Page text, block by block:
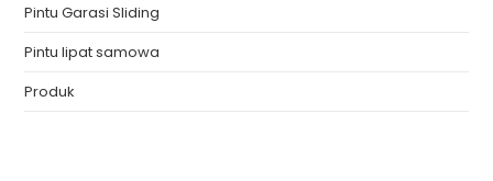
Pintu Garasi Sliding
Pintu lipat samowa
Produk